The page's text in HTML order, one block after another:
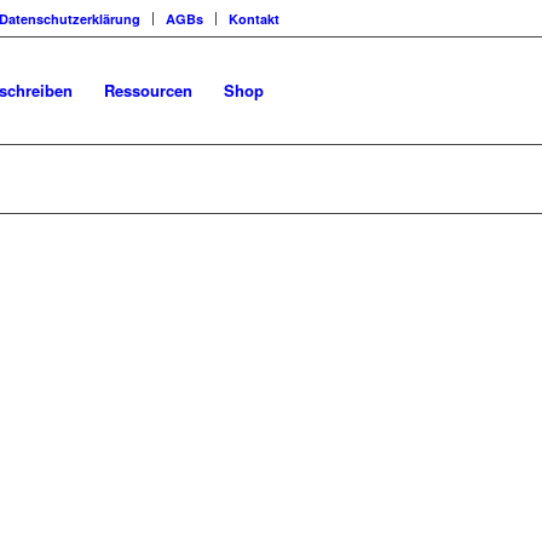
Datenschutzerklärung AGBs Kontakt
Ressourcen Shop